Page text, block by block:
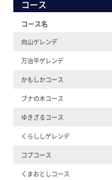
コース
コース名
向山ゲレンデ
万治平ゲレンデ
かもしかコース
ブナの木コース
ゆきざるコース
くらししゲレンデ
コブコース
くまおとしコース